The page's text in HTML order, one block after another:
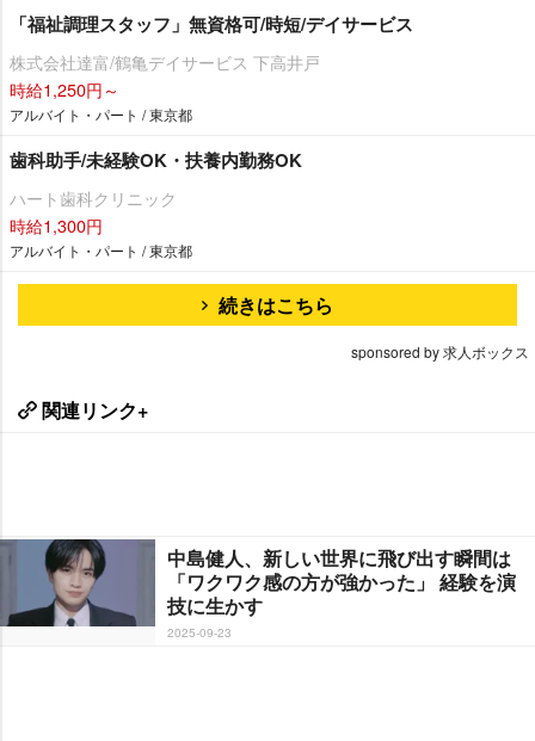
「福祉調理スタッフ」無資格可/時短/デイサービス
株式会社達富/鶴亀デイサービス 下高井戸
時給1,250円～
アルバイト・パート / 東京都
歯科助手/未経験OK・扶養内勤務OK
ハート歯科クリニック
時給1,300円
アルバイト・パート / 東京都
続きはこちら
sponsored by 求人ボックス
関連リンク+
中島健人、新しい世界に飛び出す瞬間は
「ワクワク感の方が強かった」 経験を演
技に生かす
2025-09-23